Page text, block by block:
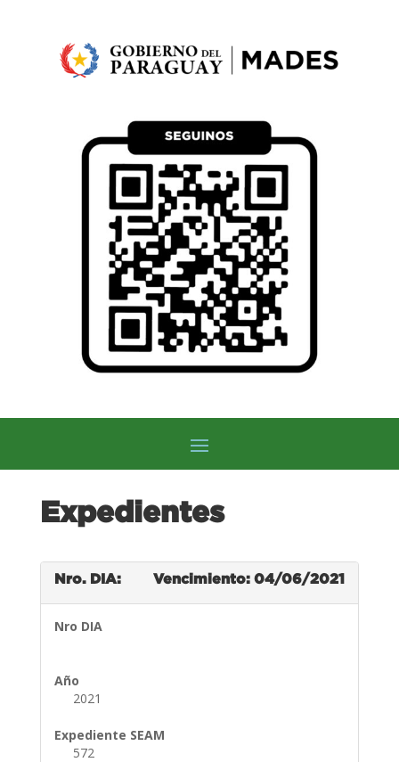
Expedientes
Nro. DIA: Vencimiento: 04/06/2021
Nro DIA
Año
2021
Expediente SEAM
572